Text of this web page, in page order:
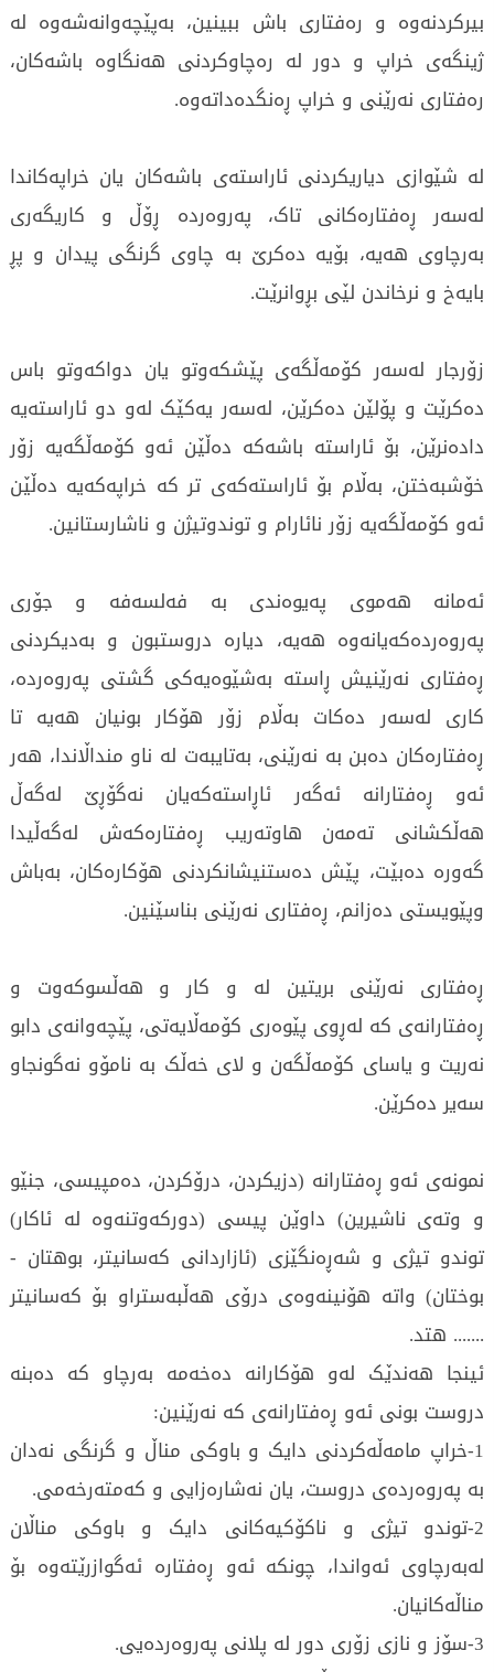
بیرکردنەوە و رەفتاری باش ببینین، بەپێچەوانەشەوە لە
ژینگەی خراپ و دور لە رەچاوکردنی هەنگاوە باشەکان،
رەفتاری نەرێنی و خراپ ڕەنگدەداتەوە.
لە شێوازی دیاریکردنی ئاراستەی باشەکان یان خراپەکاندا
لەسەر ڕەفتارەکانی تاک، پەروەردە ڕۆڵ و کاریگەری
بەرچاوی هەیە، بۆیە دەکرێ بە چاوی گرنگی پیدان و پڕ
بایەخ و نرخاندن لێی بڕوانرێت.
زۆرجار لەسەر کۆمەڵگەی پێشکەوتو یان دواکەوتو باس
دەکرێت و پۆلێن دەکرێن، لەسەر یەکێک لەو دو ئاراستەیە
دادەنرێن، بۆ ئاراستە باشەکە دەڵێن ئەو کۆمەڵگەیە زۆر
خۆشبەختن، بەڵام بۆ ئاراستەکەی تر کە خراپەکەیە دەڵێن
ئەو کۆمەڵگەیە زۆر نائارام و توندوتیژن و ناشارستانین.
ئەمانە هەموی پەیوەندی بە فەلسەفە و جۆری
پەروەردەکەیانەوە هەیە، دیارە دروستبون و بەدیکردنی
ڕەفتاری نەرێنیش ڕاستە بەشێوەیەکی گشتی پەروەردە،
کاری لەسەر دەکات بەڵام زۆر هۆکار بونیان هەیە تا
ڕەفتارەکان دەبن بە نەرێنی، بەتایبەت لە ناو منداڵاندا، هەر
ئەو ڕەفتارانە ئەگەر ئاڕاستەکەیان نەگۆڕێ لەگەڵ
هەڵکشانی تەمەن هاوتەریب ڕەفتارەکەش لەگەڵیدا
گەورە دەبێت، پێش دەستنیشانکردنی هۆکارەکان، بەباش
وپێویستی دەزانم، ڕەفتاری نەرێنی بناسێنین.
ڕەفتاری نەرێنی بریتین لە و کار و هەڵسوکەوت و
ڕەفتارانەی کە لەڕوی پێوەری کۆمەڵایەتی، پێچەوانەی دابو
نەریت و یاسای کۆمەڵگەن و لای خەڵک بە نامۆو نەگونجاو
سەیر دەکرێن.
نمونەی ئەو ڕەفتارانە (دزیکردن، درۆکردن، دەمپیسی، جنێو
و وتەی ناشیرین) داوێن پیسی (دورکەوتنەوە لە ئاکار)
توندو تیژی و شەڕەنگێزی (ئازاردانی کەسانیتر، بوهتان -
بوختان) واتە هۆنینەوەی درۆی هەڵبەستراو بۆ کەسانیتر
....... هتد.
ئینجا هەندێک لەو هۆکارانە دەخەمە بەرچاو کە دەبنە
دروست بونی ئەو ڕەفتارانەی کە نەرێنین:
1-خراپ مامەڵەکردنی دایک و باوکی مناڵ و گرنگی نەدان
بە پەروەردەی دروست، یان نەشارەزایی و کەمتەرخەمی.
2-توندو تیژی و ناکۆکیەکانی دایک و باوکی مناڵان
لەبەرچاوی ئەواندا، چونکە ئەو ڕەفتارە ئەگوازرێتەوە بۆ
مناڵەکانیان.
3-سۆز و نازی زۆری دور لە پلانی پەروەردەیی.